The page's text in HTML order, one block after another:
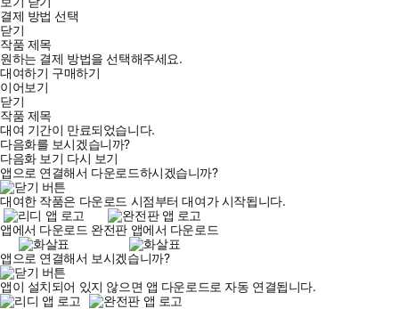
결제 방법 선택
닫기
작품 제목
원하는 결제 방법을 선택해주세요.
대여하기 구매하기
이어보기
닫기
작품 제목
대여 기간이 만료되었습니다.
다음화를 보시겠습니까?
다음화 보기 다시 보기
앱으로 연결해서 다운로드하시겠습니까?
대여한 작품은 다운로드 시점부터 대여가 시작됩니다.
앱에서 다운로드 완전판 앱에서 다운로드
앱으로 연결해서 보시겠습니까?
앱이 설치되어 있지 않으면 앱 다운로드로 자동 연결됩니다.